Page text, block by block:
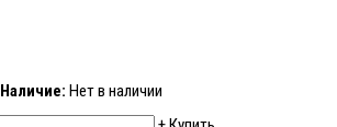
Наличие: Нет в наличии